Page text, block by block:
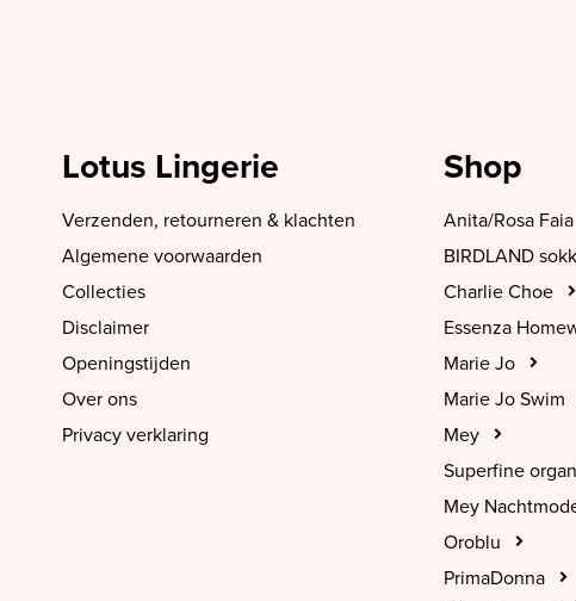
Lotus Lingerie
Verzenden, retourneren & klachten
Algemene voorwaarden
Collecties
Disclaimer
Openingstijden
Over ons
Privacy verklaring
Shop
Anita/Rosa Faia
BIRDLAND
Charlie Choe
Essenza
Marie Jo
Marie Jo Swim
Mey
Superfine
Mey
Oroblu
PrimaDonna